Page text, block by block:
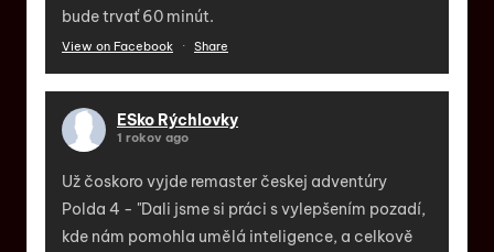
bude trvať 60 minút.
View on Facebook · Share
ESko Rýchlovky
1 rokov ago
Už čoskoro vyjde remaster českej adventúry
Polda 4 - "Dali jsme si práci s vylepšením pozadí,
kde nám pomohla umělá inteligence, a celkově